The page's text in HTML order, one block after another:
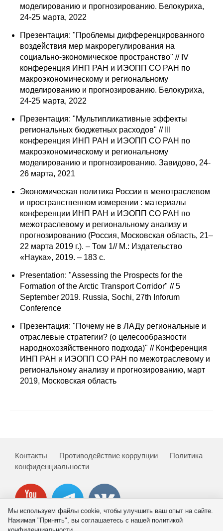
Отрасли и регионы
Inforum
Ученый совет
Материалы
О совете
Регулярные прогнозы
Квартальный прогноз
Краткосрочный прогноз
производства
Российская Система Климатического
Мониторинга
экономика России»
Образование и карьера
Кафедра МФТИ
Кафедра МАДИ
Аспирантура
Нормативные документы
Диссертационный совет
О совете
моделированию и прогнозированию. Белокуриха,
24-25 марта, 2022
Презентация: "Проблемы дифференцированного
воздействия мер макрорегулирования на
социально-экономическое пространство" // IV
конференция ИНП РАН и ИЭОПП СО РАН по
макроэкономическому и региональному
моделированию и прогнозированию. Белокуриха,
24-25 марта, 2022
Презентация: "Мультипликативные эффекты
региональных бюджетных расходов" // III
конференция ИНП РАН и ИЭОПП СО РАН по
макроэкономическому и региональному
моделированию и прогнозированию. Завидово, 24-
26 марта, 2021
Экономическая политика России в межотраслевом
и пространственном измерении : материалы
конференции ИНП РАН и ИЭОПП СО РАН по
межотраслевому и региональному анализу и
прогнозированию (Россия, Московская область, 21–
22 марта 2019 г.). – Том 1// М.: Издательство
«Наука», 2019. – 183 с.
Presentation: "Assessing the Prospects for the
Formation of the Arctic Transport Corridor" // 5
September 2019. Russia, Sochi, 27th Inforum
Conference
Презентация: "Почему не в ЛАДу региональные и
отраслевые стратегии? (о целесообразности
народнохозяйственного подхода)" // Конференция
ИНП РАН и ИЭОПП СО РАН по межотраслевому и
региональному анализу и прогнозированию, март
2019, Московская область
Контакты Противодействие коррупции
Политика
конфиденциальности
Мы используем файлы cookie, чтобы улучшить ваш опыт на сайте.
Нажимая "Принять", вы соглашаетесь с нашей политикой